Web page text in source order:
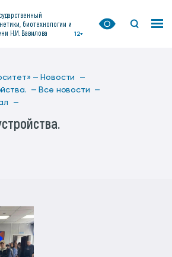
биотехнологии и
Н.И. Вавилова
12+
— Новости —
— Все новости —
—